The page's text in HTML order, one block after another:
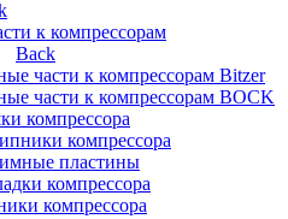
к компрессорам
Back
части к компрессорам Bitzer
части к компрессорам BOCK
компрессора
компрессора
пластины
компрессора
компрессора